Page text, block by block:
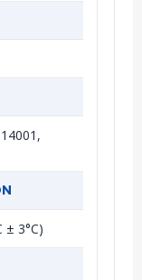
± 3°C)